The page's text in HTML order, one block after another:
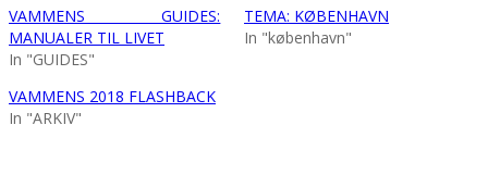
VAMMENS GUIDES:
MANUALER TIL LIVET
In "GUIDES"
TEMA: KØBENHAVN
In "københavn"
VAMMENS 2018 FLASHBACK
In "ARKIV"